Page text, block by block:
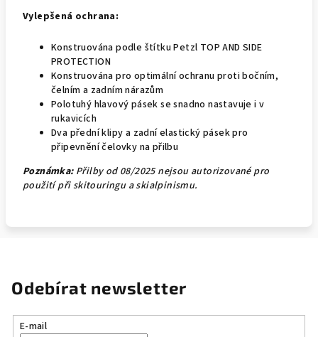
Vylepšená ochrana:
Konstruována podle štítku Petzl TOP AND SIDE
PROTECTION
Konstruována pro optimální ochranu proti bočním,
čelním a zadním nárazům
Polotuhý hlavový pásek se snadno nastavuje i v
rukavicích
Dva přední klipy a zadní elastický pásek pro
připevnění čelovky na přilbu
Poznámka:Přilby od 08/2025 nejsou autorizované pro
použití při skitouringu a skialpinismu.
Odebírat newsletter
E-mail